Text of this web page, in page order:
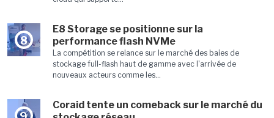
8
E8 Storage se positionne sur la
performance flash NVMe
La compétition se relance sur le marché des baies de
stockage full-flash haut de gamme avec l'arrivée de
nouveaux acteurs comme les...
Coraid tente un comeback sur le marché du